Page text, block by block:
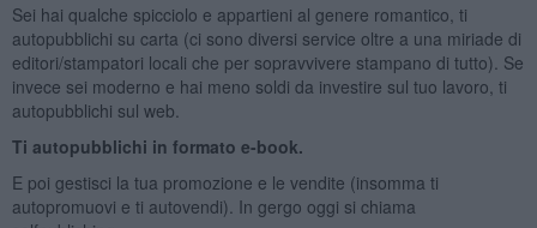
Sei hai qualche spicciolo e appartieni al genere romantico, ti
autopubblichi su carta (ci sono diversi service oltre a una miriade di
editori/stampatori locali che per sopravvivere stampano di tutto). Se
invece sei moderno e hai meno soldi da investire sul tuo lavoro, ti
autopubblichi sul web.
Ti autopubblichi in formato e-book.
E poi gestisci la tua promozione e le vendite (insomma ti
autopromuovi e ti autovendi). In gergo oggi si chiama